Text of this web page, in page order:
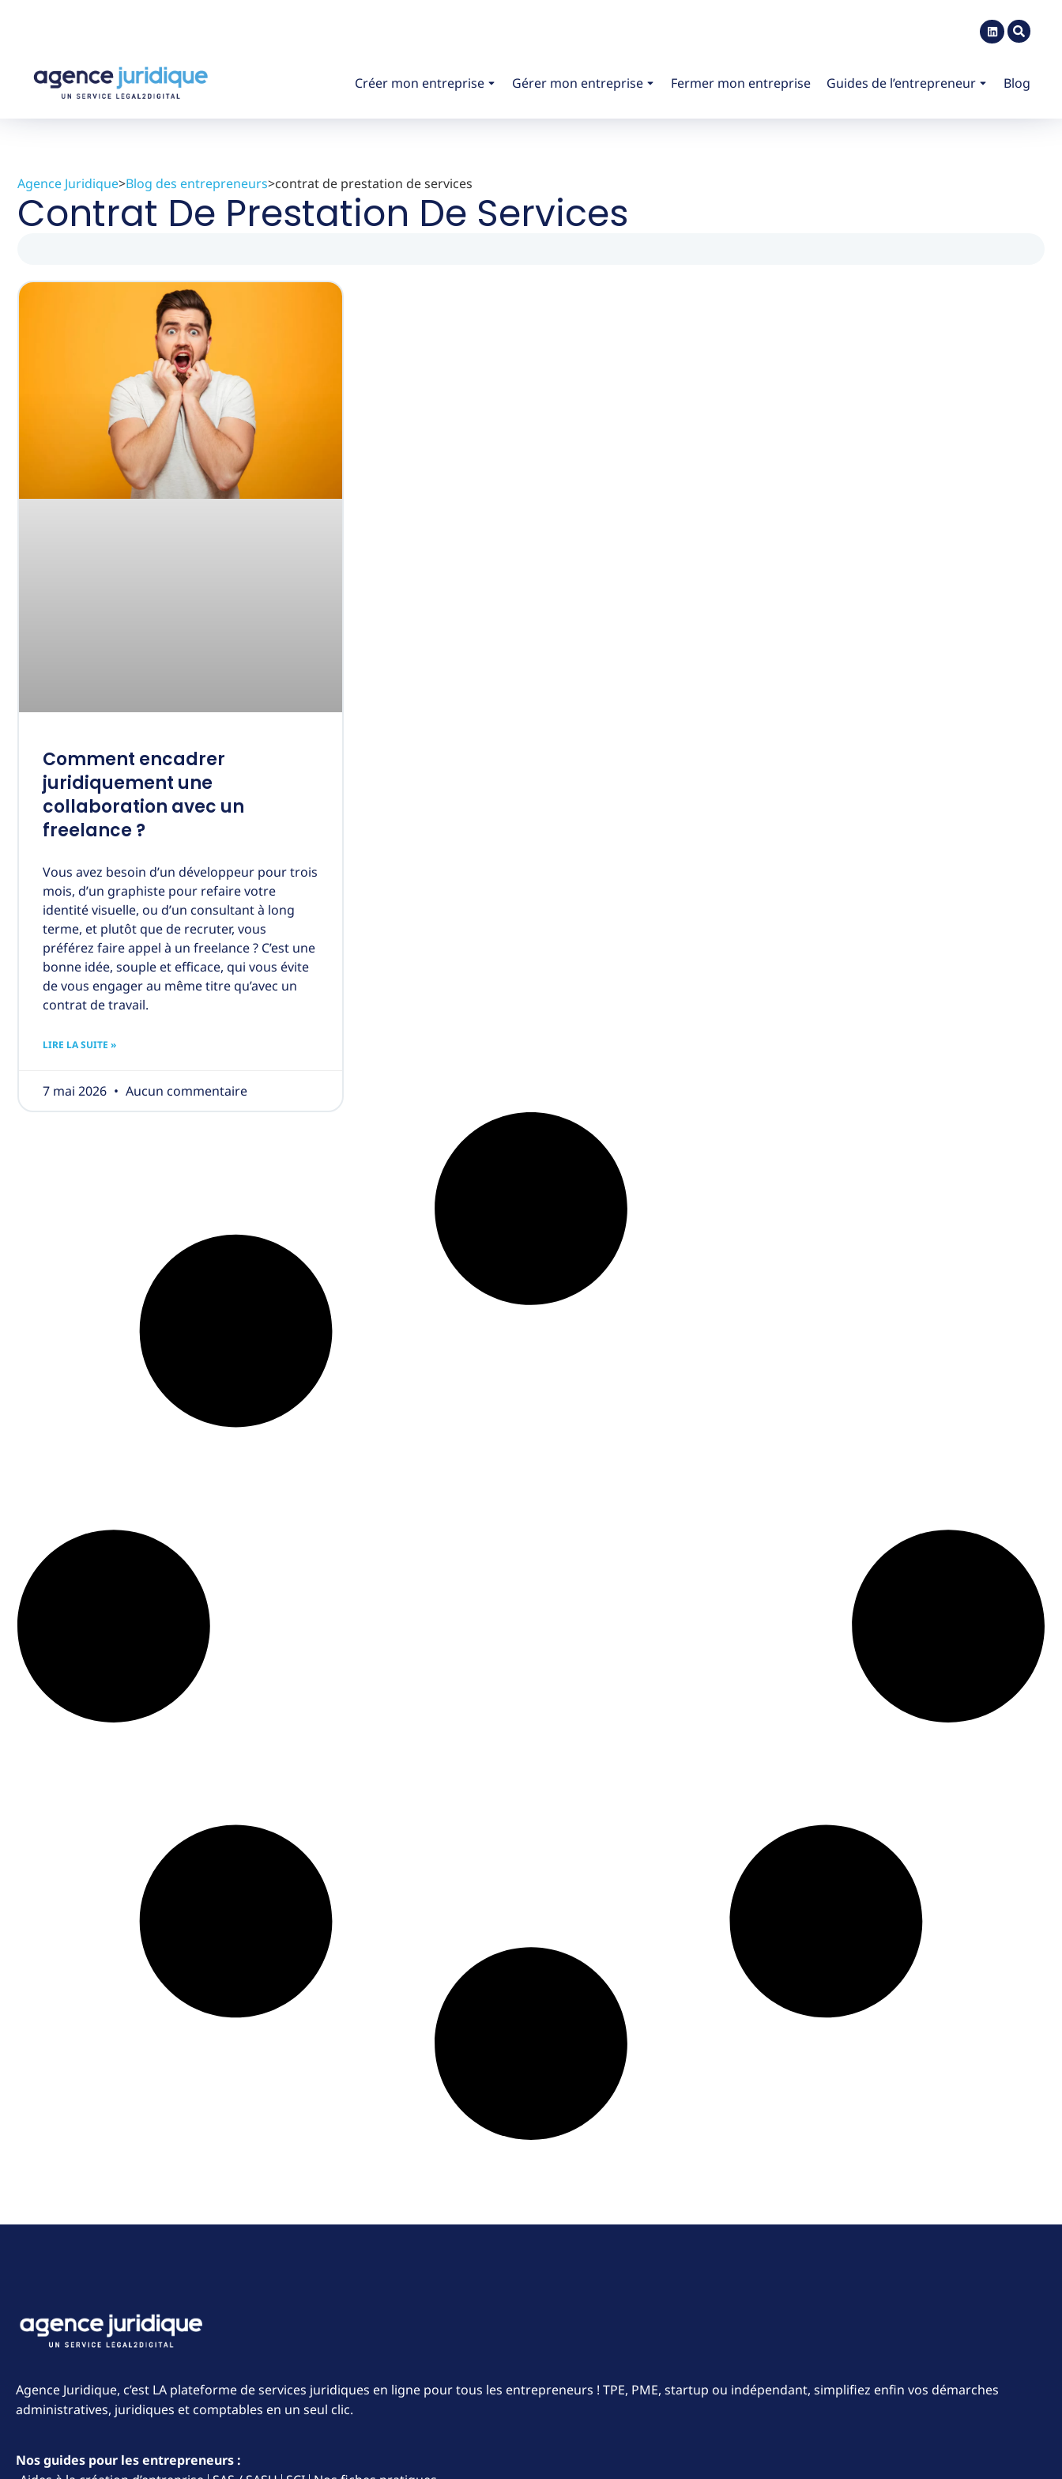
Créer mon entreprise Gérer mon entreprise Fermer mon entreprise Guides de l’entrepreneur Blog
Agence Juridique>Blog des entrepreneurs>contrat de prestation de services
Contrat De Prestation De Services
Comment encadrer
juridiquement une
collaboration avec un
freelance ?
Vous avez besoin d’un développeur pour trois
mois, d’un graphiste pour refaire votre
identité visuelle, ou d’un consultant à long
terme, et plutôt que de recruter, vous
préférez faire appel à un freelance ? C’est une
bonne idée, souple et efficace, qui vous évite
de vous engager au même titre qu’avec un
contrat de travail.
LIRE LA SUITE »
7 mai 2026 Aucun commentaire
Agence Juridique, c’est LA plateforme de services juridiques en ligne pour tous les entrepreneurs ! TPE, PME, startup ou indépendant, simplifiez enfin vos démarches
administratives, juridiques et comptables en un seul clic.
Nos guides pour les entrepreneurs :